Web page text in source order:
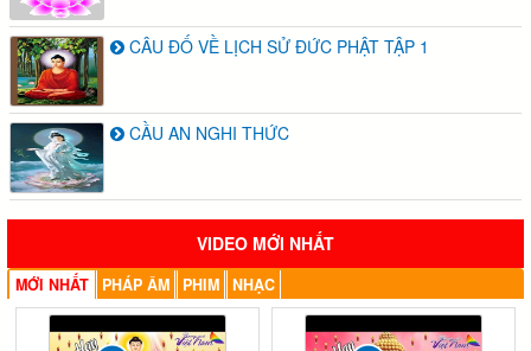
CÂU ĐỐ VỀ LỊCH SỬ ĐỨC PHẬT TẬP 1
CẦU AN NGHI THỨC
VIDEO MỚI NHẤT
MỚI NHẤT PHÁP ÂM PHIM NHẠC